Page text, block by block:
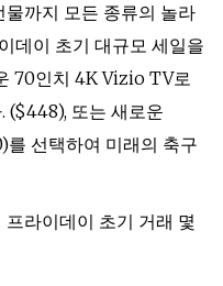
까지 모든 종류의 놀라
데이 초기 대규모 세일을
70인치 4K Vizio TV로
($448), 또는 새로운
선택하여 미래의 축구
라이데이 초기 거래 몇